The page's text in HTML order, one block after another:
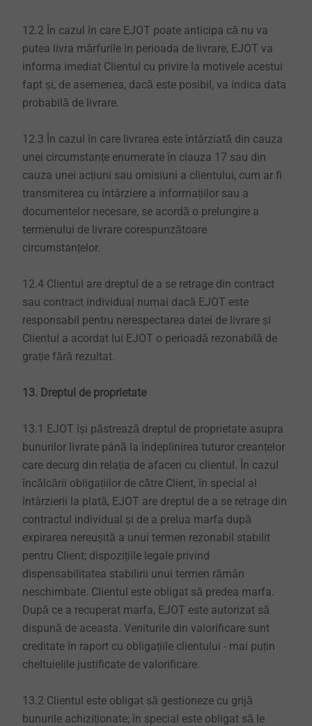
12.2 În cazul în care EJOT poate anticipa că nu va
putea livra mărfurile în perioada de livrare, EJOT va
informa imediat Clientul cu privire la motivele acestui
fapt și, de asemenea, dacă este posibil, va indica data
probabilă de livrare.
12.3 În cazul în care livrarea este întârziată din cauza
unei circumstanțe enumerate în clauza 17 sau din
cauza unei acțiuni sau omisiuni a clientului, cum ar fi
transmiterea cu întârziere a informațiilor sau a
documentelor necesare, se acordă o prelungire a
termenului de livrare corespunzătoare
circumstanțelor.
12.4 Clientul are dreptul de a se retrage din contract
sau contract individual numai dacă EJOT este
responsabil pentru nerespectarea datei de livrare și
Clientul a acordat lui EJOT o perioadă rezonabilă de
grație fără rezultat.
13. Dreptul de proprietate
13.1 EJOT își păstrează dreptul de proprietate asupra
bunurilor livrate până la îndeplinirea tuturor creanțelor
care decurg din relația de afaceri cu clientul. În cazul
încălcării obligațiilor de către Client, în special al
întârzierii la plată, EJOT are dreptul de a se retrage din
contractul individual și de a prelua marfa după
expirarea nereușită a unui termen rezonabil stabilit
pentru Client; dispozițiile legale privind
dispensabilitatea stabilirii unui termen rămân
neschimbate. Clientul este obligat să predea marfa.
După ce a recuperat marfa, EJOT este autorizat să
dispună de aceasta. Veniturile din valorificare sunt
creditate în raport cu obligațiile clientului - mai puțin
cheltuielile justificate de valorificare.
13.2 Clientul este obligat să gestioneze cu grijă
bunurile achiziționate; în special este obligat să le